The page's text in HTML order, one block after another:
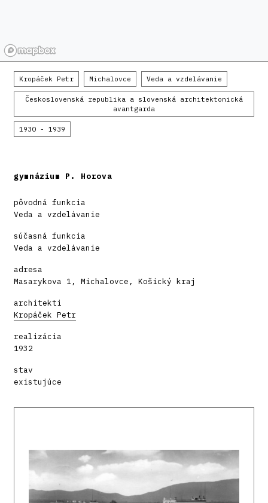
Kropáček Petr Michalovce Veda a vzdelávanie
Československá republika a slovenská architektonická
avantgarda
1930 - 1939
gymnázium P. Horova
pôvodná funkcia
Veda a vzdelávanie
súčasná funkcia
Veda a vzdelávanie
adresa
Masarykova 1, Michalovce, Košický kraj
architekti
Kropáček Petr
realizácia
1932
stav
existujúce